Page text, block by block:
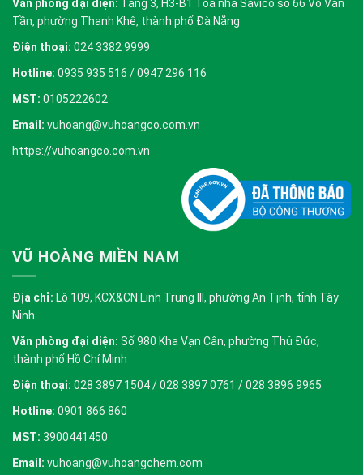
Văn phòng đại diện: Tầng 3, H3-B1 Tòa nhà Savico số 66 Võ Văn
Tần, phường Thanh Khê, thành phố Đà Nẵng
Điện thoại: 024 3382 9999
Hotline: 0935 935 516 / 0947 296 116
MST: 0105222602
Email: vuhoang@vuhoangco.com.vn
https://vuhoangco.com.vn
VŨ HOÀNG MIỀN NAM
Địa chỉ: Lô 109, KCX&CN Linh Trung III, phường An Tịnh, tỉnh Tây
Ninh
Văn phòng đại diện: Số 980 Kha Vạn Cân, phường Thủ Đức,
thành phố Hồ Chí Minh
Điện thoại: 028 3897 1504 / 028 3897 0761 / 028 3896 9965
Hotline: 0901 866 860
MST: 3900441450
Email: vuhoang@vuhoangchem.com